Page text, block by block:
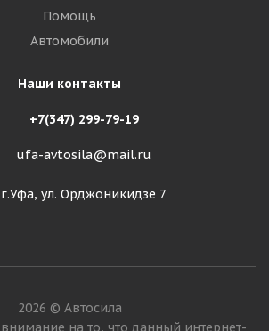
Помощь
Автомобили
Наши контакты
+7(347) 299-79-19
ufa-avtosila@mail.ru
г.Уфа, ул. Орджоникидзе 7
2026 © Автосила
на то, что данный интернет-